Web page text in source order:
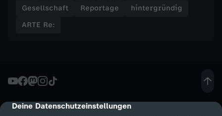
cmp-dialog-description
Deine Datenschutzeinstellungen
R
u
b
Gesellschaft Reportage
hintergründig
ARTE Re: